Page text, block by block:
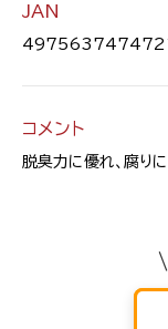
JAN
コメント
脱臭力に優れ、腐り